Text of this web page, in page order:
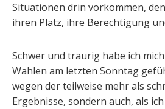
Situationen drin vorkommen,
ihren Platz, ihre Berechtigung
Schwer und traurig habe ich
Wahlen am letzten Sonntag
wegen der teilweise mehr als
Ergebnisse, sondern auch, als